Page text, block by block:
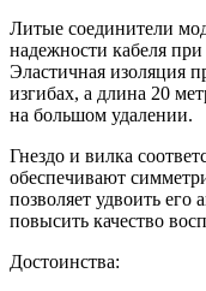
Литые соединители
надежности кабеля
Эластичная изоляция
изгибах, а длина 20
на большом удалении.
Гнездо и вилка
обеспечивают
позволяет удвоить
повысить качество
Достоинства: